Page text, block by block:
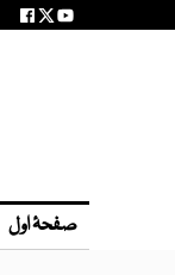
صفحۂ اول